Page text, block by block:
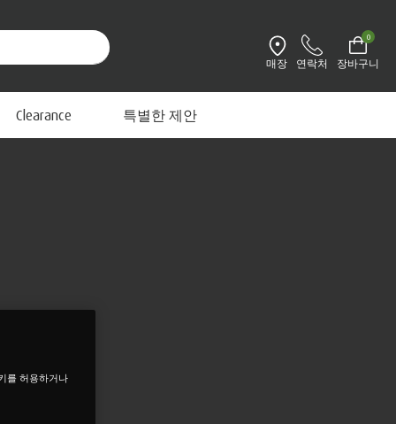
매장 연락처 장바구니
0
Clearance 특별한 제안
환경설정 변경
를 허용하거나